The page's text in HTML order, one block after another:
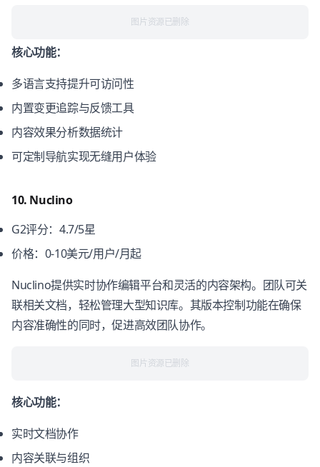
图片资源已删除
核心功能：
多语言支持提升可访问性
内置变更追踪与反馈工具
内容效果分析数据统计
可定制导航实现无缝用户体验
10. Nuclino
G2评分：4.7/5星
价格：0-10美元/用户/月起
Nuclino提供实时协作编辑平台和灵活的内容架构。团队可关
联相关文档，轻松管理大型知识库。其版本控制功能在确保
内容准确性的同时，促进高效团队协作。
图片资源已删除
核心功能：
实时文档协作
内容关联与组织